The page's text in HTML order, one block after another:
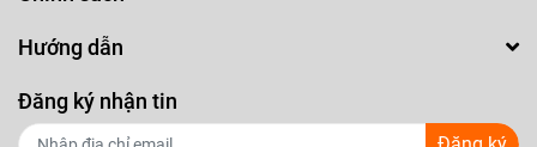
Hướng dẫn
Đăng ký nhận tin